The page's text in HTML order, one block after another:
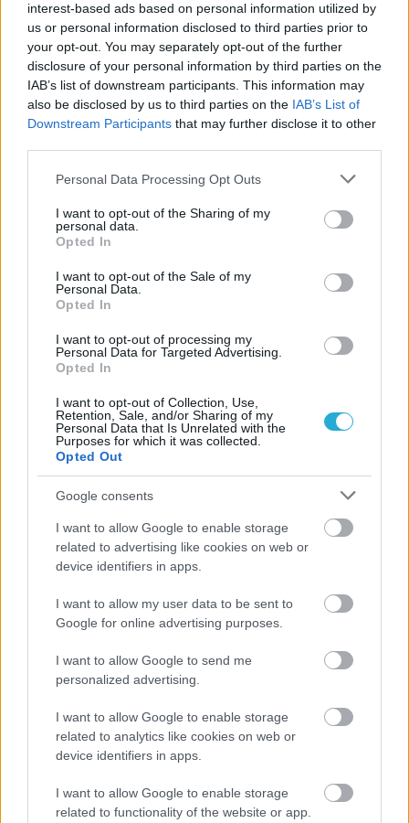
interest-based ads based on personal information utilized by
us or personal information disclosed to third parties prior to
your opt-out. You may separately opt-out of the further
disclosure of your personal information by third parties on the
IAB’s list of downstream participants. This information may
also be disclosed by us to third parties on the IAB’s List of
Downstream Participants that may further disclose it to other
Please note that this website/app uses one or more Google
not limited to your visit or usage behaviour. You may click to
grant or deny consent to Google and its third-party tags to
use your data for below specified purposes in below Google
consent section.
Personal Data Processing Opt Outs
I want to opt-out of the Sharing of my
personal data.
Opted In
I want to opt-out of the Sale of my
Personal Data.
Opted In
I want to opt-out of processing my
Personal Data for Targeted Advertising.
Opted In
I want to opt-out of Collection, Use,
Retention, Sale, and/or Sharing of my
Personal Data that Is Unrelated with the
Purposes for which it was collected.
Opted Out
Google consents
I want to allow Google to enable storage
related to advertising like cookies on web or
device identifiers in apps.
I want to allow my user data to be sent to
Google for online advertising purposes.
I want to allow Google to send me
personalized advertising.
I want to allow Google to enable storage
related to analytics like cookies on web or
device identifiers in apps.
I want to allow Google to enable storage
related to functionality of the website or app.
Aκολουθήστε μας
παντού…
24/06/2026
Στα «κιτρινόμαυρα» της ΑΕΚ ο Δημήτρης
Χατζηνικολάου
Παίκτης της ΑΕΚ είναι ο Δημήτρης Χατζηνικολάου, με τον
27χρονο ακραίο να μένει στην Αθήνα, πηγαίνοντας από τον